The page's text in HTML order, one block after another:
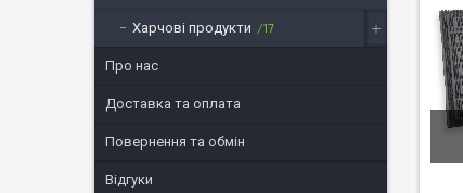
Харчові продукти 17
Про нас
Доставка та оплата
Повернення та обмін
Відгуки